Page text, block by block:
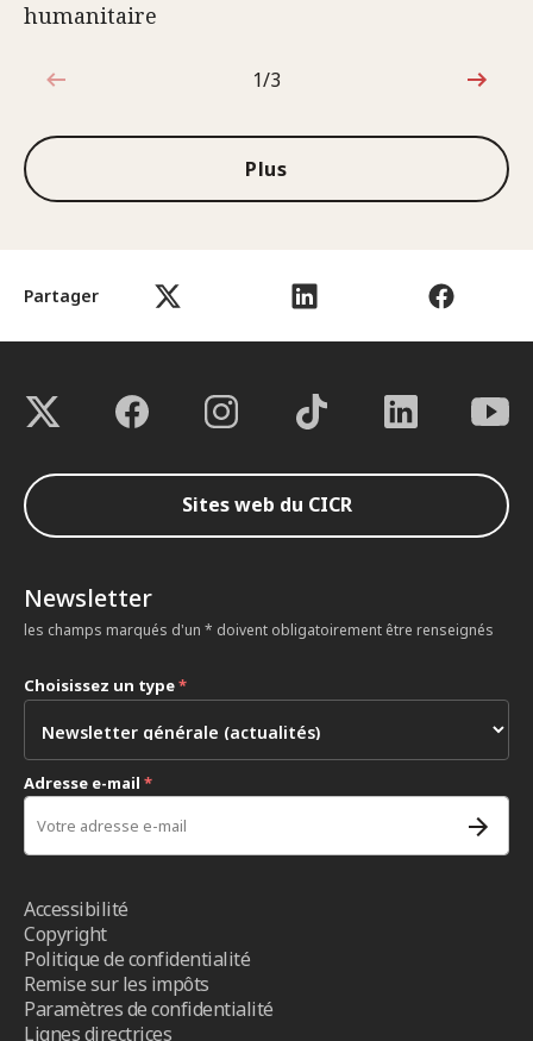
Partager
humanitaire
1sur3
1/3
Plus
Sites web du CICR
Newsletter
les champs marqués d'un * doivent obligatoirement être renseignés
Choisissez un type*
Adresse e-mail *
Accessibilité
Copyright
Politique de confidentialité
Remise sur les impôts
Paramètres de confidentialité
Lignes directrices